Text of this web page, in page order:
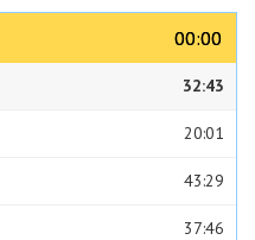
00:00
00:00
32:43
20:01
43:29
37:46